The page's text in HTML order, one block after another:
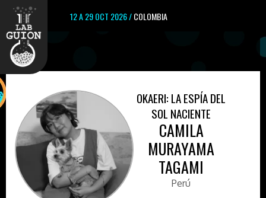
12 A 29 OCT 2026 /COLOMBIA
OKAERI: LA ESPÍA DEL
SOL NACIENTE
CAMILA
MURAYAMA
TAGAMI
Perú